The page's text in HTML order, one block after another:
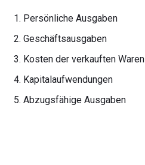
Persönliche Ausgaben
Geschäftsausgaben
Kosten der verkauften Waren
Kapitalaufwendungen
Abzugsfähige Ausgaben